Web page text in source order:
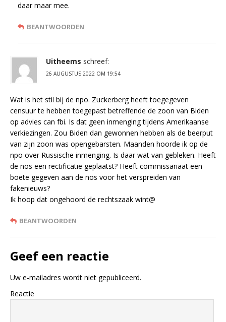
daar maar mee.
BEANTWOORDEN
Uitheems schreef:
26 AUGUSTUS 2022 OM 19:54
Wat is het stil bij de npo. Zuckerberg heeft toegegeven
censuur te hebben toegepast betreffende de zoon van Biden
op advies can fbi. Is dat geen inmenging tijdens Amerikaanse
verkiezingen. Zou Biden dan gewonnen hebben als de beerput
van zijn zoon was opengebarsten. Maanden hoorde ik op de
npo over Russische inmenging. Is daar wat van gebleken. Heeft
de nos een rectificatie geplaatst? Heeft commissariaat een
boete gegeven aan de nos voor het verspreiden van
fakenieuws?
Ik hoop dat ongehoord de rechtszaak wint@
BEANTWOORDEN
Geef een reactie
Uw e-mailadres wordt niet gepubliceerd.
Reactie